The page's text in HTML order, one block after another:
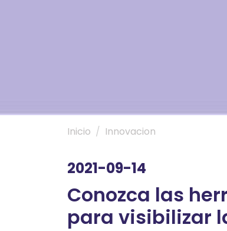
Inicio Innovacion
2021-09-14
Conozca las
para visibilizar